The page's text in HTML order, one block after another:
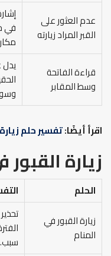
عدم العثور على
القبر المراد زيارته
في
قراءة الفاتحة
وسط المقابر
يدل
اقرأ أيضًا:تفسير حلم
زيارة
الحلم
زيارة القبور في
المنام
سبب.